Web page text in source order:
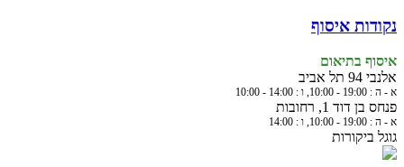
נקודות איסוף
איסוף בתיאום
אלנבי 94 תל אביב
א - ה : 19:00 - 10:00, ו : 14:00 - 10:00
פנחס בן דוד 1, רחובות
א - ה : 19:00 - 10:00, ו : 14:00
גוגל ביקורות